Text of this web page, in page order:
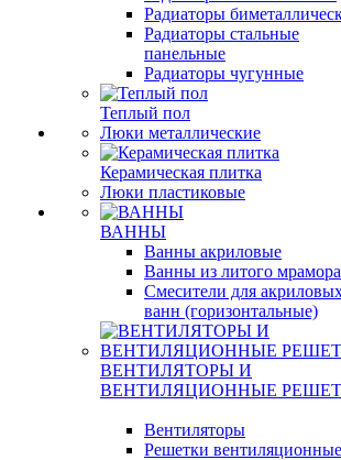
Радиаторы
Радиаторы стальные
панельные
Радиаторы чугунные
Теплый пол
Люки металлические
Керамическая плитка
Люки пластиковые
ВАННЫ
Ванны акриловые
Ванны из литого мрамора
Смесители для
ванн (горизонтальные)
ВЕНТИЛЯТОРЫ И
ВЕНТИЛЯЦИОННЫЕ
Вентиляторы
Решетки вентиляционные